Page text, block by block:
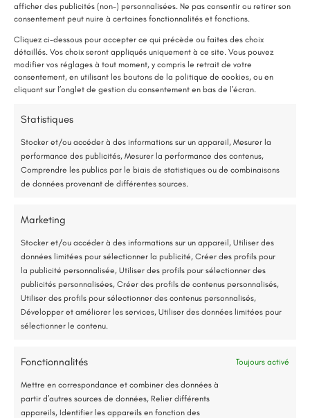
afficher des publicités (non-) personnalisées. Ne pas consentir ou retirer son
consentement peut nuire à certaines fonctionnalités et fonctions.
Cliquez ci-dessous pour accepter ce qui précède ou faites des choix
détaillés. Vos choix seront appliqués uniquement à ce site. Vous pouvez
modifier vos réglages à tout moment, y compris le retrait de votre
consentement, en utilisant les boutons de la politique de cookies, ou en
cliquant sur l’onglet de gestion du consentement en bas de l’écran.
Statistiques
Stocker et/ou accéder à des informations sur un appareil, Mesurer la
performance des publicités, Mesurer la performance des contenus,
Comprendre les publics par le biais de statistiques ou de combinaisons
de données provenant de différentes sources.
Marketing
Stocker et/ou accéder à des informations sur un appareil, Utiliser des
données limitées pour sélectionner la publicité, Créer des profils pour
la publicité personnalisée, Utiliser des profils pour sélectionner des
publicités personnalisées, Créer des profils de contenus personnalisés,
Utiliser des profils pour sélectionner des contenus personnalisés,
Développer et améliorer les services, Utiliser des données limitées pour
sélectionner le contenu.
Fonctionnalités Toujours activé
Mettre en correspondance et combiner des données à
partir d’autres sources de données, Relier différents
appareils, Identifier les appareils en fonction des
E-mail: renorev.environnement@hotmail.com
LE SAVIEZ-VOUS ?
Une pompe à chaleur (PAC) utilise très peu d’électricité : elle consomme
environ 1 kWh pour générer 4 kWh de chaleur.
Une solution performante et économique
75 % de l’énergie provient des calories naturellement présentes dans
Étude gratuite et sans engagement
*Aides de l’État disponibles selon votre revenu fiscal
Accompagnement administratif et financier complet
Jusqu’à 80% de prise en charge*